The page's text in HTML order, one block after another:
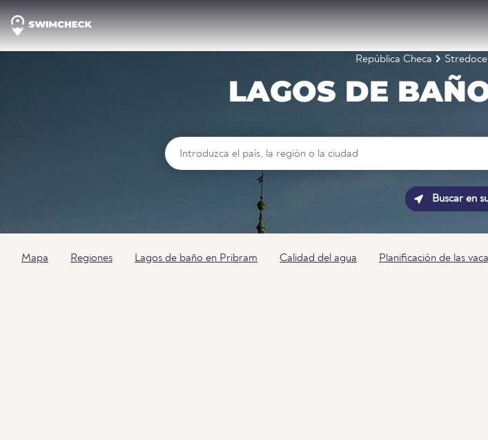
República Checa
LAGOS DE
Buscar en
Mapa Regiones Lagos de baño en Pribram Calidad del agua Planificación de las